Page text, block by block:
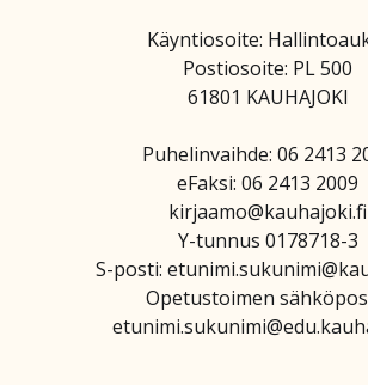
Käyntiosoite:
Postiosoite: PL 500
61801 KAUHAJOKI
Puhelinvaihde: 06 2413
eFaksi: 06 2413 2009
kirjaamo@kauhajoki.fi
Y-tunnus 0178718-3
S-posti:
Opetustoimen